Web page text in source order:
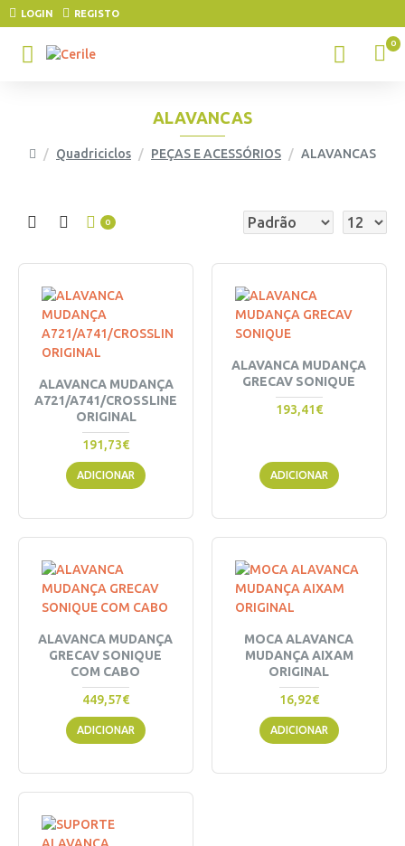
LOGIN REGISTO
0
Quadriciclos PEÇAS E ACESSÓRIOS ALAVANCAS
ALAVANCAS
0
ALAVANCA MUDANÇA
A721/A741/CROSSLINE
ORIGINAL
191,73€
ADICIONAR
ALAVANCA MUDANÇA
GRECAV SONIQUE
193,41€
ADICIONAR
ALAVANCA MUDANÇA
GRECAV SONIQUE
COM CABO
449,57€
ADICIONAR
MOCA ALAVANCA
MUDANÇA AIXAM
ORIGINAL
16,92€
ADICIONAR